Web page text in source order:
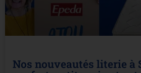
Nos nouveautés literie à